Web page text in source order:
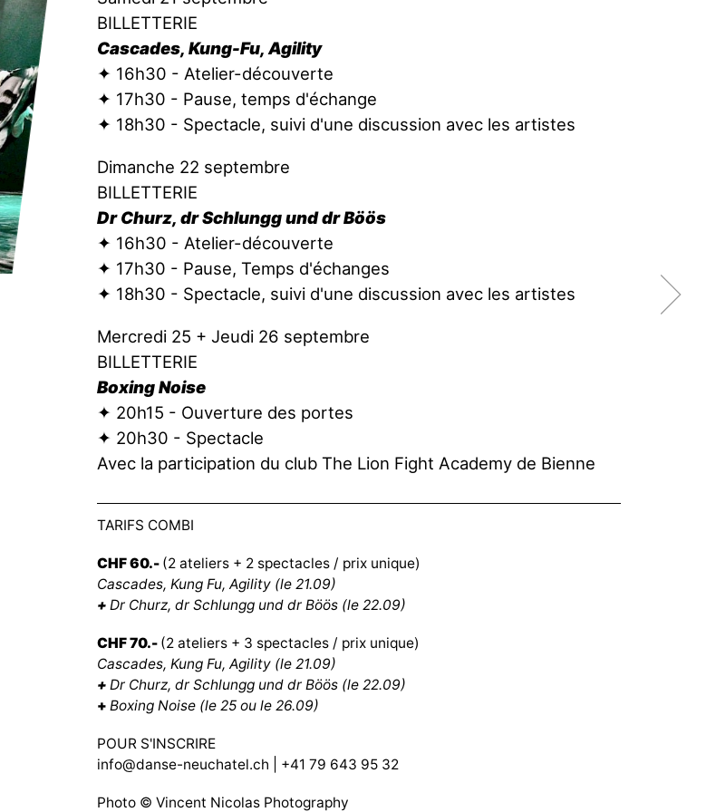
BILLETTERIE
Cascades, Kung-Fu, Agility
✦ 16h30 - Atelier-découverte
✦ 17h30 - Pause, temps d'échange
✦ 18h30 - Spectacle, suivi d'une discussion avec les artistes
Dimanche 22 septembre
BILLETTERIE
Dr Churz, dr Schlungg und dr Böös
✦ 16h30 - Atelier-découverte
✦ 17h30 - Pause, Temps d'échanges
✦ 18h30 - Spectacle, suivi d'une discussion avec les artistes
Mercredi 25 + Jeudi 26 septembre
BILLETTERIE
Boxing Noise
✦ 20h15 - Ouverture des portes
✦ 20h30 - Spectacle
Avec la participation du club The Lion Fight Academy de Bienne
TARIFS COMBI
CHF 60.- (2 ateliers + 2 spectacles / prix unique)
Cascades, Kung Fu, Agility (le 21.09)
+ Dr Churz, dr Schlungg und dr Böös (le 22.09)
CHF 70.- (2 ateliers + 3 spectacles / prix unique)
Cascades, Kung Fu, Agility (le 21.09)
+ Dr Churz, dr Schlungg und dr Böös (le 22.09)
+ Boxing Noise (le 25 ou le 26.09)
POUR S'INSCRIRE
info@danse-neuchatel.ch | +41 79 643 95 32
Photo © Vincent Nicolas Photography